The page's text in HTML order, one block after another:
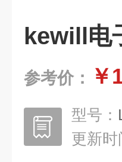
kewill电
参考价： ￥
型号：
更新时